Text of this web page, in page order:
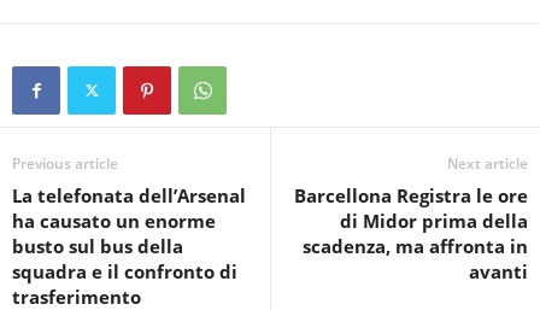
Previous article
La telefonata dell’Arsenal
ha causato un enorme
busto sul bus della
squadra e il confronto di
trasferimento
Next article
Barcellona Registra le ore
di Midor prima della
scadenza, ma affronta in
avanti